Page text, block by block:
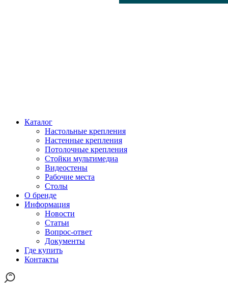
Каталог
Настольные крепления
Настенные крепления
Потолочные крепления
Стойки мультимедиа
Видеостены
Рабочие места
Столы
О бренде
Информация
Новости
Статьи
Вопрос-ответ
Документы
Где купить
Контакты